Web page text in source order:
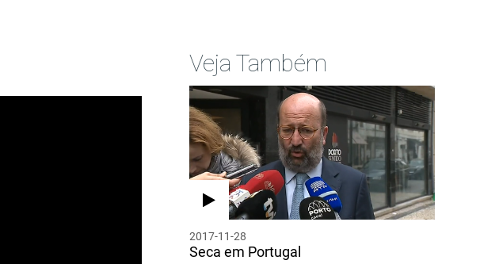
Veja Também
2017-11-28
Seca em Portugal